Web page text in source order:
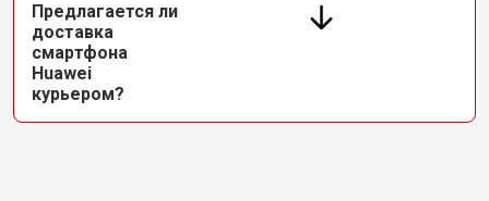
Предлагается ли
доставка
смартфона
Huawei
курьером?